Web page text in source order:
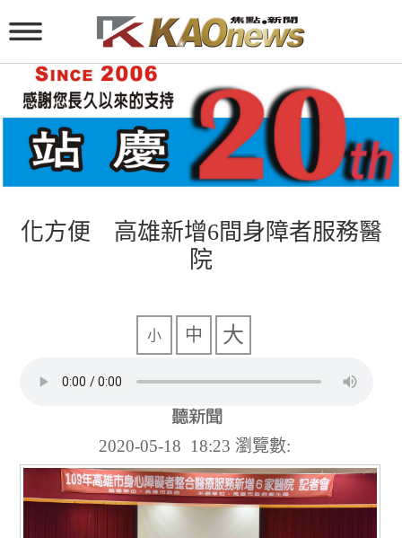
化方便 高雄新增6間身障者服務醫
院
小 中 大
2020-05-18 18:23 瀏覽數: